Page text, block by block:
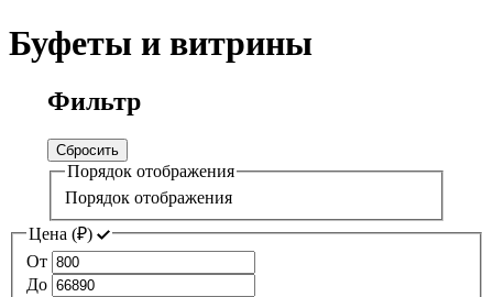
Буфеты и витрины
Фильтр
Сбросить
Порядок отображения
Порядок отображения
Цена (₽)
От
До